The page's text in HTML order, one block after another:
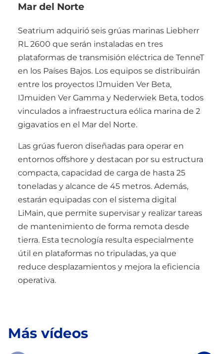
Mar del Norte
Seatrium adquirió seis grúas marinas Liebherr
RL 2600 que serán instaladas en tres
plataformas de transmisión eléctrica de TenneT
en los Países Bajos. Los equipos se distribuirán
entre los proyectos IJmuiden Ver Beta,
IJmuiden Ver Gamma y Nederwiek Beta, todos
vinculados a infraestructura eólica marina de 2
gigavatios en el Mar del Norte.
Las grúas fueron diseñadas para operar en
entornos offshore y destacan por su estructura
compacta, capacidad de carga de hasta 25
toneladas y alcance de 45 metros. Además,
estarán equipadas con el sistema digital
LiMain, que permite supervisar y realizar tareas
de mantenimiento de forma remota desde
tierra. Esta tecnología resulta especialmente
útil en plataformas no tripuladas, ya que
reduce desplazamientos y mejora la eficiencia
operativa.
Más vídeos